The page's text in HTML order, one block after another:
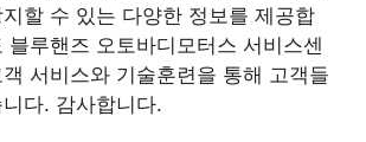
할 수 있는 다양한 정보를 제공합
블루핸즈 오토바디모터스 서비스센
서비스와 기술훈련을 통해 고객들
다. 감사합니다.